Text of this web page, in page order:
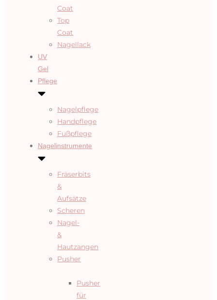
Coat
Top
Coat
Nagellack
UV
Gel
Pflege
Nagelpflege
Handpflege
Fußpflege
Nagelinstrumente
Fräserbits
&
Aufsätze
Scheren
Nagel-
&
Hautzangen
Pusher
Pusher
für